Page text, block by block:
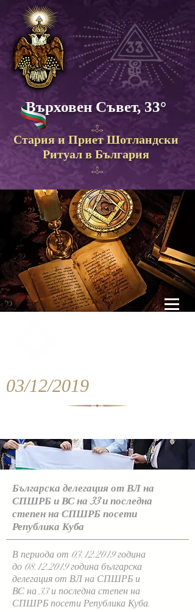
Върховен Съвет, 33°
Cтария и Приет Шотландски
Ритуал в България
03/12/2019
Българска делегация от ВЛ на
СПШРБ и ВС на 33 и последна
степен на СПШРБ посети
Република Куба
В периода от 03.12.2019година
до 08.12.2019година българска
делегация от ВЛ на СПШРБ и
ВС на 33 и последна степен на
СПШРБ посети Република Куба.